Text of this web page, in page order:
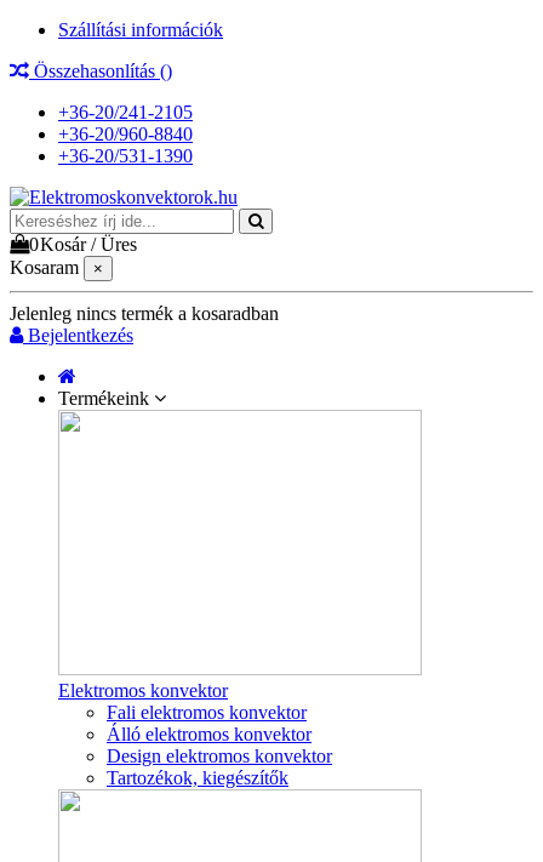
Szállítási információk
Összehasonlítás ()
+36-20/241-2105
+36-20/960-8840
+36-20/531-1390
0Kosár /Üres
Kosaram
×
Jelenleg nincs termék a kosaradban
Bejelentkezés
Termékeink
Elektromos konvektor
Fali elektromos konvektor
Álló elektromos konvektor
Design elektromos konvektor
Tartozékok, kiegészítők